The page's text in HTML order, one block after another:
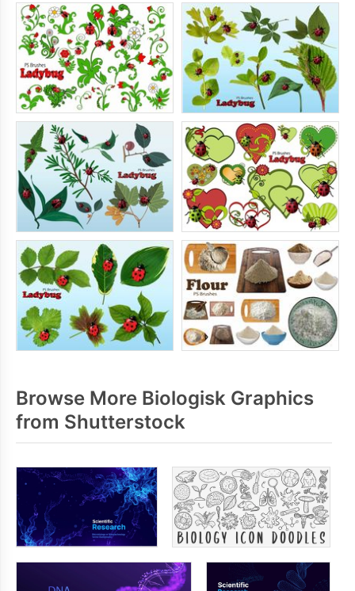
Browse More Biologisk Graphics
from Shutterstock